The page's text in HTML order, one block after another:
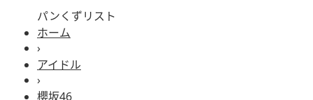
パンくずリスト
ホーム
›
アイドル
›
櫻坂46